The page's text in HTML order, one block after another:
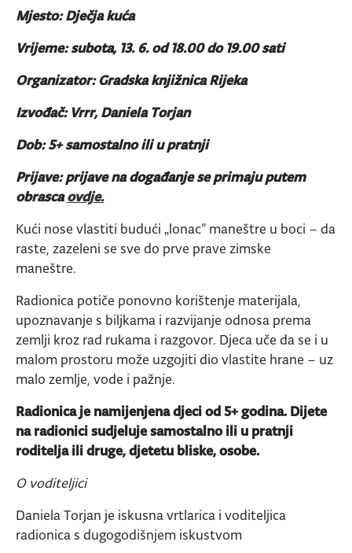
Mjesto: Dječja kuća
Vrijeme: subota, 13. 6. od 18.00 do 19.00 sati
Organizator: Gradska knjižnica Rijeka
Izvođač: Vrrr, Daniela Torjan
Dob: 5+ samostalno ili u pratnji
Prijave: prijave na događanje se primaju putem
obrascaovdje.
Kući nose vlastiti budući „lonac“ maneštre u boci – da
raste, zazeleni se sve do prve prave zimske
maneštre.
Radionica potiče ponovno korištenje materijala,
upoznavanje s biljkama i razvijanje odnosa prema
zemlji kroz rad rukama i razgovor. Djeca uče da se i u
malom prostoru može uzgojiti dio vlastite hrane – uz
malo zemlje, vode i pažnje.
Radionica je namijenjena djeci od 5+ godina. Dijete
na radionici sudjeluje samostalno ili u pratnji
roditelja ili druge, djetetu bliske, osobe.
O voditeljici
Daniela Torjan je iskusna vrtlarica i voditeljica
radionica s dugogodišnjem iskustvom